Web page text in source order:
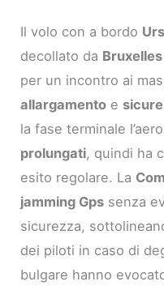
Il volo con a bordo
decollato da Bruxelles
per un incontro ai
allargamento e
la fase terminale
prolungati, quindi ha
esito regolare. La
jamming Gps senza
sicurezza,
dei piloti in caso di
bulgare hanno